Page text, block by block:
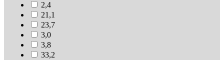
2,4
21,1
23,7
3,0
3,8
33,2